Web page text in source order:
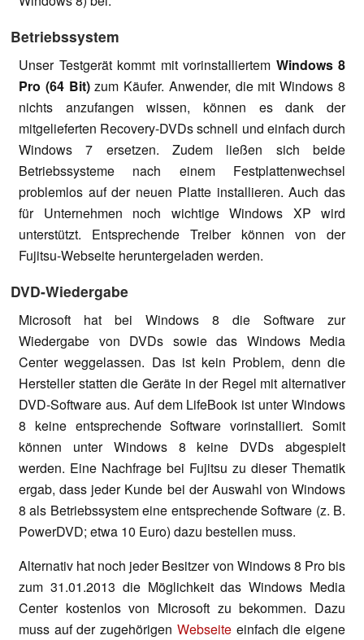
Betriebssystem
Unser Testgerät kommt mit vorinstalliertem Windows 8
Pro (64 Bit)zum Käufer. Anwender, die mit Windows 8
nichts anzufangen wissen, können es dank der
mitgelieferten Recovery-DVDs schnell und einfach durch
Windows 7 ersetzen. Zudem ließen sich beide
Betriebssysteme nach einem Festplattenwechsel
problemlos auf der neuen Platte installieren. Auch das
für Unternehmen noch wichtige Windows XP wird
unterstützt. Entsprechende Treiber können von der
Fujitsu-Webseite heruntergeladen werden.
DVD-Wiedergabe
Microsoft hat bei Windows 8 die Software zur
Wiedergabe von DVDs sowie das Windows Media
Center weggelassen. Das ist kein Problem, denn die
Hersteller statten die Geräte in der Regel mit alternativer
DVD-Software aus. Auf dem LifeBook ist unter Windows
8 keine entsprechende Software vorinstalliert. Somit
können unter Windows 8 keine DVDs abgespielt
werden. Eine Nachfrage bei Fujitsu zu dieser Thematik
ergab, dass jeder Kunde bei der Auswahl von Windows
8 als Betriebssystem eine entsprechende Software (z. B.
PowerDVD; etwa 10 Euro) dazu bestellen muss.
Alternativ hat noch jeder Besitzer von Windows 8 Pro bis
zum 31.01.2013 die Möglichkeit das Windows Media
Center kostenlos von Microsoft zu bekommen. Dazu
muss auf der zugehörigen Webseiteeinfach die eigene